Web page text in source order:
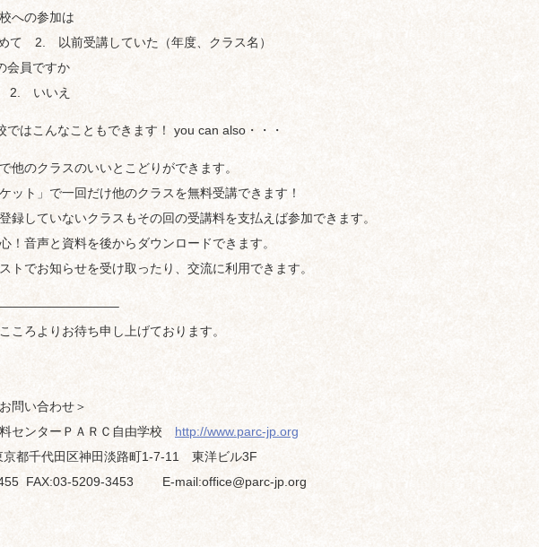
の参加は
以前受講していた（年度、クラス名）
員ですか
いいえ
はこんなこともできます！ you can also・・・
他のクラスのいいとこどりができます。
ット」で一回だけ他のクラスを無料受講できます！
録していないクラスもその回の受講料を支払えば参加できます。
！音声と資料を後からダウンロードできます。
トでお知らせを受け取ったり、交流に利用できます。
ころよりお待ち申し上げております。
問い合わせ＞
センターＰＡＲＣ自由学校 http://www.parc-jp.org
都千代田区神田淡路町1-7-11 東洋ビル3F
FAX:03-5209-3453 E-mail:office@parc-jp.org